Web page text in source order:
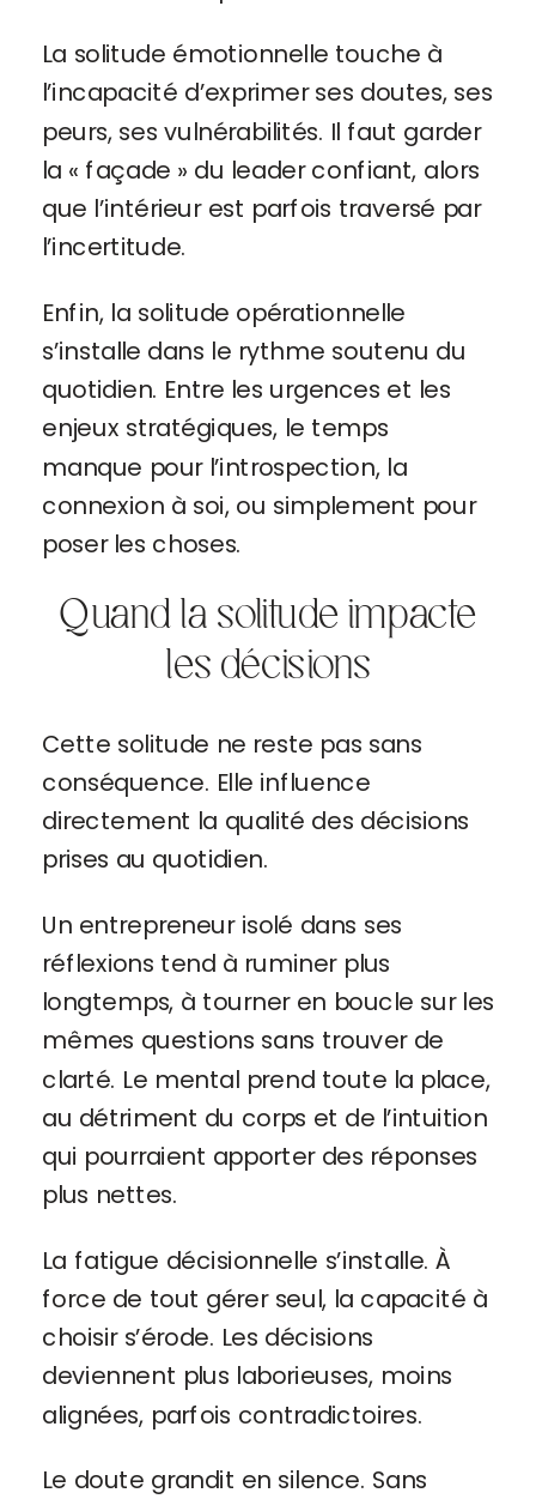
La solitude émotionnelle touche à
l’incapacité d’exprimer ses doutes, ses
peurs, ses vulnérabilités. Il faut garder
la « façade » du leader confiant, alors
que l’intérieur est parfois traversé par
l’incertitude.
Enfin, la solitude opérationnelle
s’installe dans le rythme soutenu du
quotidien. Entre les urgences et les
enjeux stratégiques, le temps
manque pour l’introspection, la
connexion à soi, ou simplement pour
poser les choses.
Quand la solitude impacte
les décisions
Cette solitude ne reste pas sans
conséquence. Elle influence
directement la qualité des décisions
prises au quotidien.
Un entrepreneur isolé dans ses
réflexions tend à ruminer plus
longtemps, à tourner en boucle sur les
mêmes questions sans trouver de
clarté. Le mental prend toute la place,
au détriment du corps et de l’intuition
qui pourraient apporter des réponses
plus nettes.
La fatigue décisionnelle s’installe. À
force de tout gérer seul, la capacité à
choisir s’érode. Les décisions
deviennent plus laborieuses, moins
alignées, parfois contradictoires.
Le doute grandit en silence. Sans